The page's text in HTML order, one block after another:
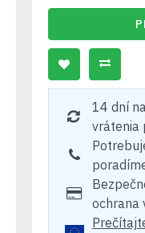
14 dní
vrátenia
ochrana